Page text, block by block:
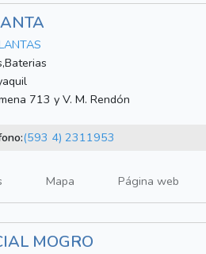
713 y V. M. Rendón
(593 4) 2311953
Mapa Página web
MOGRO